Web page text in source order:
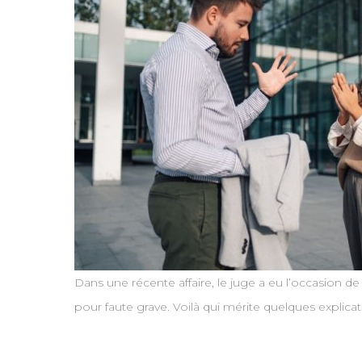
Dans une récente affaire, le juge a eu l’occasion
pour faute grave. Voilà qui mérite quelques